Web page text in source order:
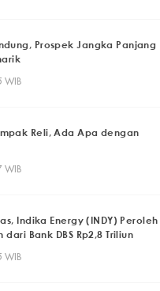
Prospek Jangka Panjang
Reli, Ada Apa dengan
Indika Energy (INDY) Peroleh
dari Bank DBS Rp2,8 Triliun